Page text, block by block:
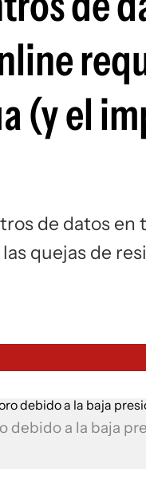
(y el
de datos en
quejas de
debido a la baja